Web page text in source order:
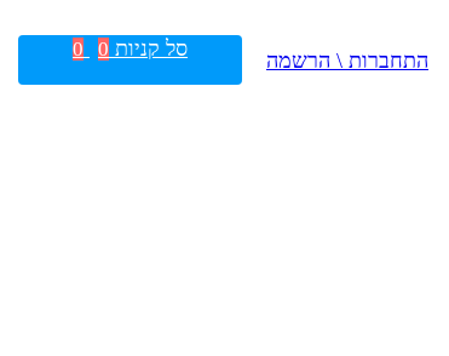
התחברות \ הרשמה סל קניות 0
0